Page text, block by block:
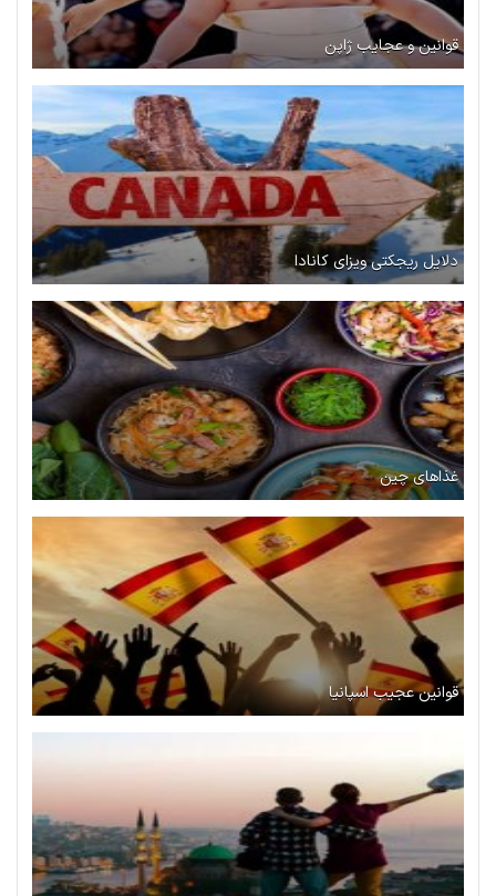
قوانین و عجایب ژاپن
دلایل ریجکتی ویزای کانادا
غذاهای چین
قوانین عجیب اسپانیا